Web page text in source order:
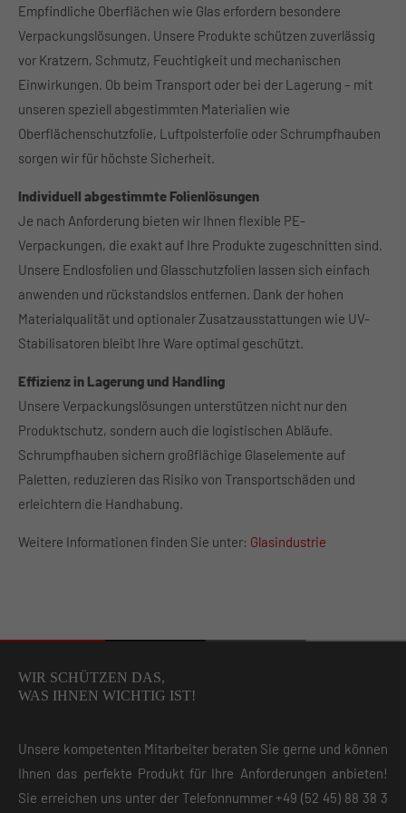
About us
Lorem ipsum dolor sit amet, consectetuer adipiscing
elit.
Aenean commodo ligula eget dolor. Aenean massa. Cum
sociis natoque penatibus et magnis dis parturient
montes, nascetur ridiculus mus. Donec quam felis,
Empfindliche Oberflächen wie Glas erfordern besondere
Verpackungslösungen. Unsere Produkte schützen zuverlässig
vor Kratzern, Schmutz, Feuchtigkeit und mechanischen
Einwirkungen. Ob beim Transport oder bei der Lagerung – mit
unseren speziell abgestimmten Materialien wie
Oberflächenschutzfolie, Luftpolsterfolie oder Schrumpfhauben
sorgen wir für höchste Sicherheit.
Individuell abgestimmte Folienlösungen
Je nach Anforderung bieten wir Ihnen flexible PE-
Verpackungen, die exakt auf Ihre Produkte zugeschnitten sind.
Unsere Endlosfolien und Glasschutzfolien lassen sich einfach
anwenden und rückstandslos entfernen. Dank der hohen
Materialqualität und optionaler Zusatzausstattungen wie UV-
Stabilisatoren bleibt Ihre Ware optimal geschützt.
Effizienz in Lagerung und Handling
Unsere Verpackungslösungen unterstützen nicht nur den
Produktschutz, sondern auch die logistischen Abläufe.
Schrumpfhauben sichern großflächige Glaselemente auf
Paletten, reduzieren das Risiko von Transportschäden und
erleichtern die Handhabung.
Weitere Informationen finden Sie unter: Glasindustrie
WIR SCHÜTZEN DAS,
WAS IHNEN WICHTIG IST!
Unsere kompetenten Mitarbeiter beraten Sie gerne und können
Ihnen das perfekte Produkt für Ihre Anforderungen anbieten!
Sie erreichen uns unter der Telefonnummer+49 (52 45) 88 38 3